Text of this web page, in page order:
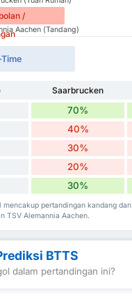
/
Aachen (Tandang)
Saarbrucken
70%
40%
30%
20%
30%
mencakup pertandingan kandang
TSV Alemannia Aachen.
BTTS
dalam pertandingan ini?